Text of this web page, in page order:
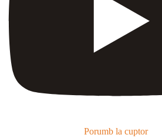
Porumb la cuptor